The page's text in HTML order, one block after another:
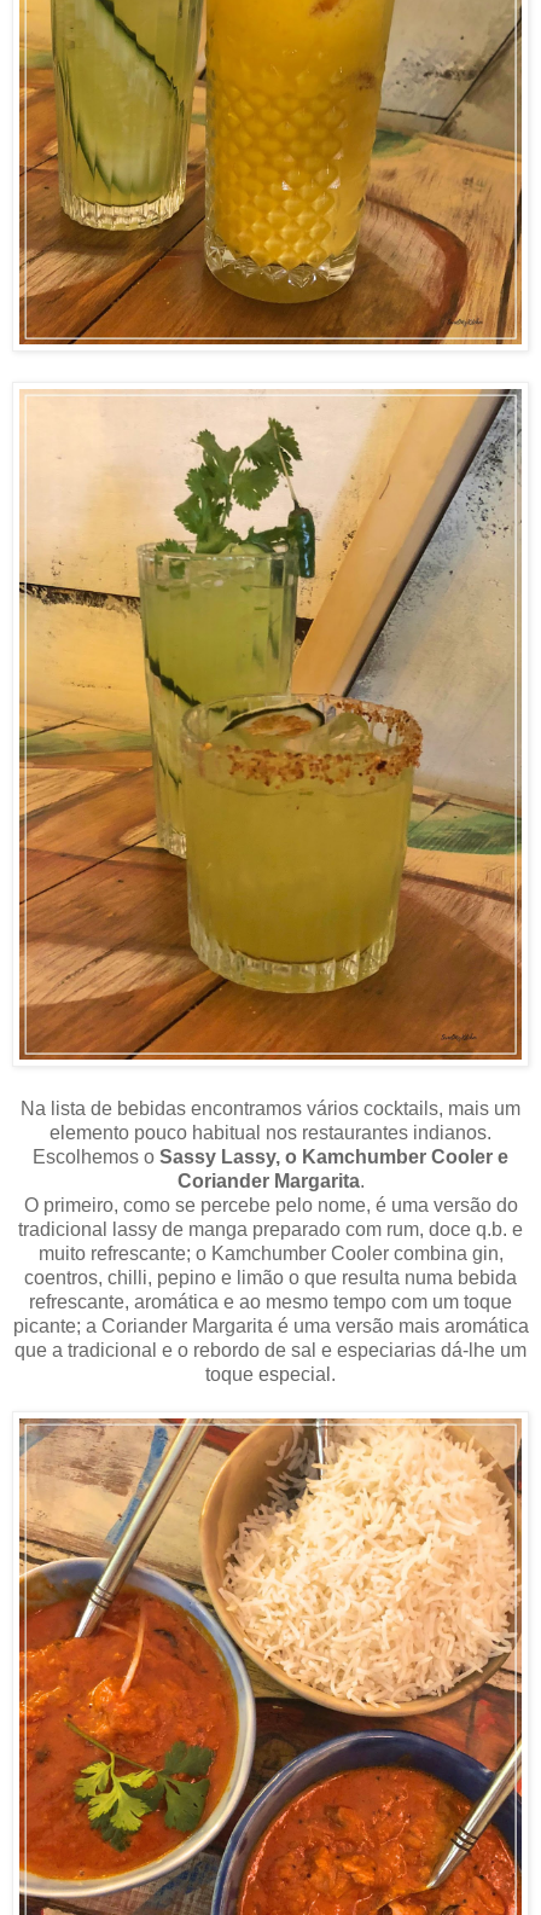
Na lista de bebidas encontramos vários cocktails, mais um
elemento pouco habitual nos restaurantes indianos.
Escolhemos o Sassy Lassy, o Kamchumber Cooler e
Coriander Margarita.
O primeiro, como se percebe pelo nome, é uma versão do
tradicional lassy de manga preparado com rum, doce q.b. e
muito refrescante; o Kamchumber Cooler combina gin,
coentros, chilli, pepino e limão o que resulta numa bebida
refrescante, aromática e ao mesmo tempo com um toque
picante; a Coriander Margarita é uma versão mais aromática
que a tradicional e o rebordo de sal e especiarias dá-lhe um
toque especial.